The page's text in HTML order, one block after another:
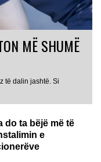
MË SHUMË
të dalin jashtë. Si
do ta bëjë më të
e